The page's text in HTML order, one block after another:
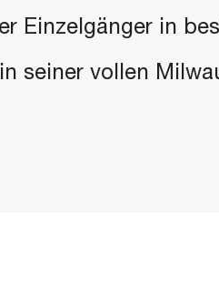
Einzelgänger in
seiner vollen